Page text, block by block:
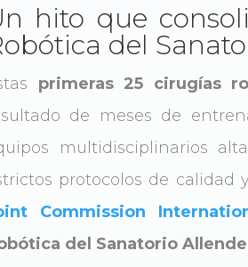
hito que
del
primeras 25 cirugías
de meses de
multidisciplinarios
protocolos de calidad
Commission
del Sanatorio